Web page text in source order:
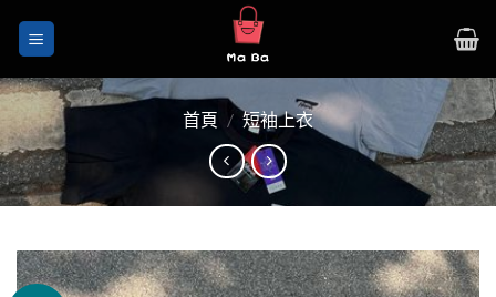
首頁 / 短袖上衣